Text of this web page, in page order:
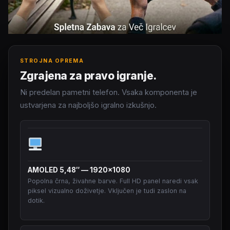
STROJNA OPREMA
Zgrajena za pravo igranje.
Ni predelan pametni telefon. Vsaka komponenta je
ustvarjena za najboljšo igralno izkušnjo.
AMOLED 5,48″ — 1920×1080
Popolna črna, živahne barve. Full HD panel naredi vsak
piksel vizualno doživetje. Vključen je tudi zaslon na
dotik.